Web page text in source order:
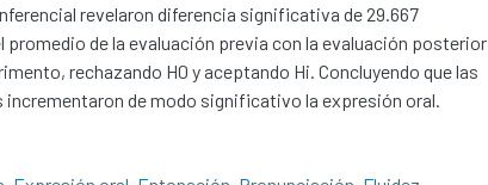
revelaron diferencia significativa de 29.667
promedio de la evaluación previa con la evaluación posterior
rechazando H0 y aceptando Hi. Concluyendo que las
de modo significativo la expresión oral.